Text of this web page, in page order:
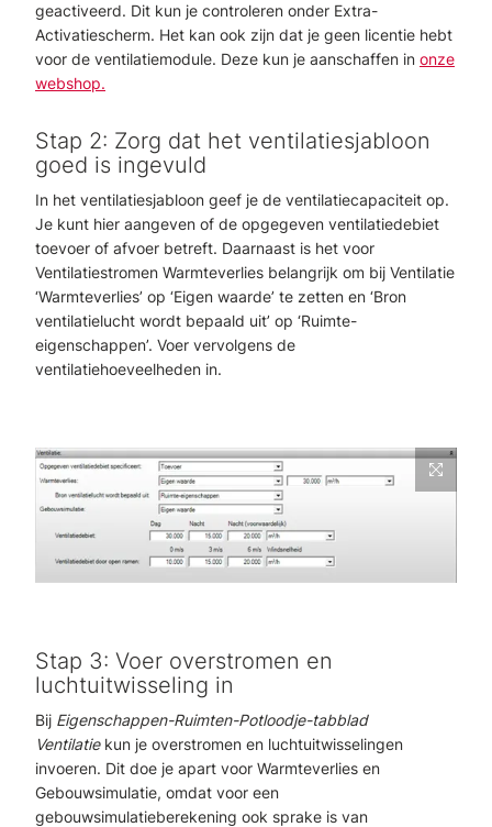
geactiveerd. Dit kun je controleren onder Extra-
Activatiescherm. Het kan ook zijn dat je geen licentie hebt
voor de ventilatiemodule. Deze kun je aanschaffen in onze
webshop.
Stap 2: Zorg dat het ventilatiesjabloon
goed is ingevuld
In het ventilatiesjabloon geef je de ventilatiecapaciteit op.
Je kunt hier aangeven of de opgegeven ventilatiedebiet
toevoer of afvoer betreft. Daarnaast is het voor
Ventilatiestromen Warmteverlies belangrijk om bij Ventilatie
‘Warmteverlies’ op ‘Eigen waarde’ te zetten en ‘Bron
ventilatielucht wordt bepaald uit’ op ‘Ruimte-
eigenschappen’. Voer vervolgens de
ventilatiehoeveelheden in.
Stap 3: Voer overstromen en
luchtuitwisseling in
Bij Eigenschappen-Ruimten-Potloodje-tabblad
Ventilatiekun je overstromen en luchtuitwisselingen
invoeren. Dit doe je apart voor Warmteverlies en
Gebouwsimulatie, omdat voor een
gebouwsimulatieberekening ook sprake is van